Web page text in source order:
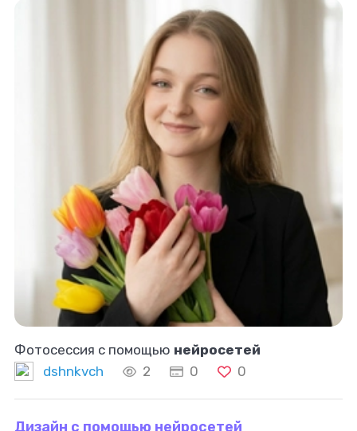
Фотосессия с помощью нейросетей
dshnkvch
2 0 0
Дизайн с помощью нейросетей